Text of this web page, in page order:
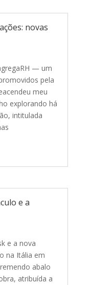
novas
— um
pela
meu
explorando há
intitulada
e a
e a nova
na Itália em
abalo
atribuída a